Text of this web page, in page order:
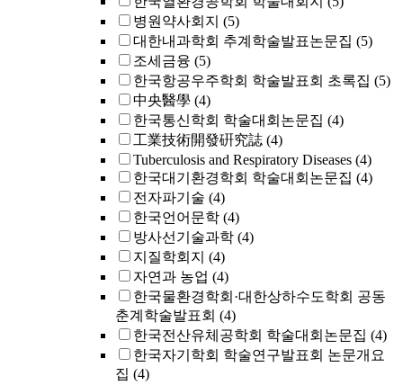
병원약사회지 (5)
대한내과학회 추계학술발표논문집 (5)
조세금융 (5)
한국항공우주학회 학술발표회 초록집 (5)
中央醫學 (4)
한국통신학회 학술대회논문집 (4)
工業技術開發硏究誌 (4)
Tuberculosis and Respiratory Diseases (4)
한국대기환경학회 학술대회논문집 (4)
전자파기술 (4)
한국언어문학 (4)
방사선기술과학 (4)
지질학회지 (4)
자연과 농업 (4)
한국물환경학회·대한상하수도학회 공동
춘계학술발표회 (4)
한국전산유체공학회 학술대회논문집 (4)
한국자기학회 학술연구발표회 논문개요
집 (4)